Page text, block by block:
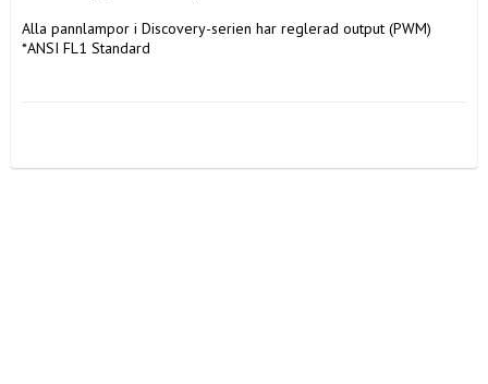
Alla pannlampor i Discovery-serien har reglerad output (PWM)
*ANSI FL1 Standard